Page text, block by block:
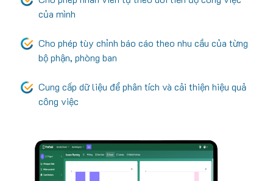
của mình
Cho phép tùy chỉnh báo cáo theo nhu cầu của từng
bộ phận, phòng ban
Cung cấp dữ liệu để phân tích và cải thiện hiệu quả
công việc